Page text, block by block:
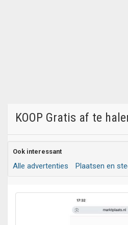
KOOP Gratis af te
Ook interessant
Alle advertenties Plaatsen en